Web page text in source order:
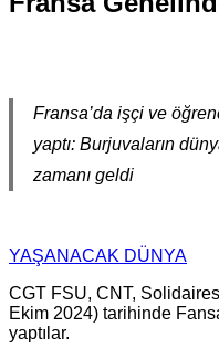
Fransa’da işçi ve
yaptı: Burjuvaların
zamanı geldi
YAŞANACAK DÜNYA
CGT FSU, CNT,
Ekim 2024) tarihinde
yaptılar.